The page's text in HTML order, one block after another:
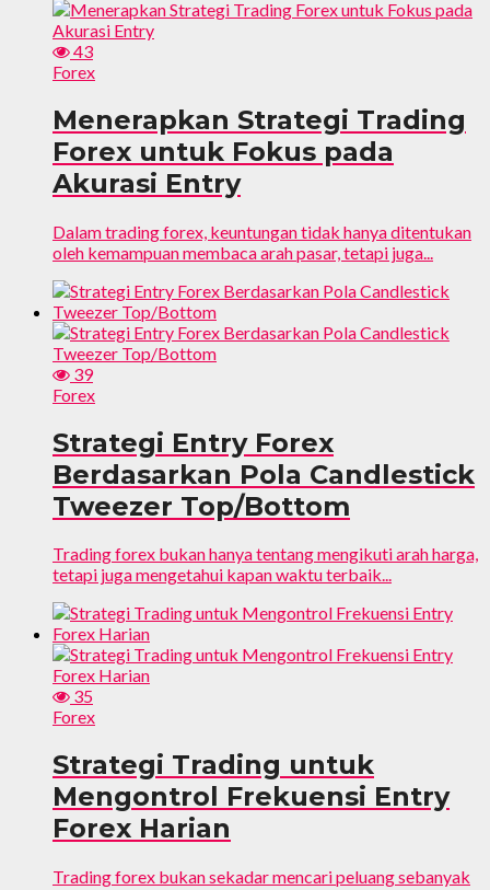
43
Forex
Menerapkan Strategi Trading
Forex untuk Fokus pada
Akurasi Entry
Dalam trading forex, keuntungan tidak hanya ditentukan
oleh kemampuan membaca arah pasar, tetapi juga...
39
Forex
Strategi Entry Forex
Berdasarkan Pola Candlestick
Tweezer Top/Bottom
Trading forex bukan hanya tentang mengikuti arah harga,
tetapi juga mengetahui kapan waktu terbaik...
35
Forex
Strategi Trading untuk
Mengontrol Frekuensi Entry
Forex Harian
Trading forex bukan sekadar mencari peluang sebanyak